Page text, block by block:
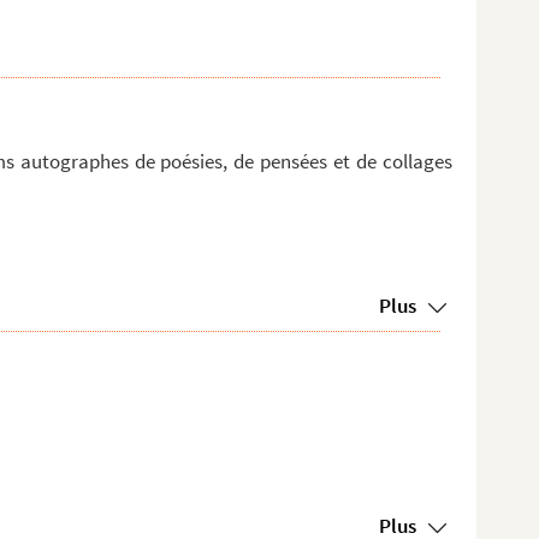
autographes de poésies, de pensées et de collages
Plus
Plus